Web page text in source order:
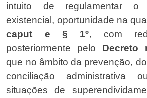
intuito de regulamentar o
existencial, oportunidade na
caput e § 1º, com
posteriormente pelo Decreto
que no âmbito da prevenção,
conciliação administrativa
situações de